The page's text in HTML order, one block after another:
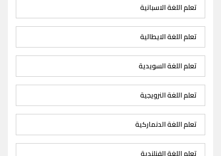
تعلم اللغة الاسبانية
تعلم اللغة الايطالية
تعلم اللغة السويدية
تعلم اللغة النرويجية
تعلم اللغة الدنماركية
تعلم اللغة الفنلندية